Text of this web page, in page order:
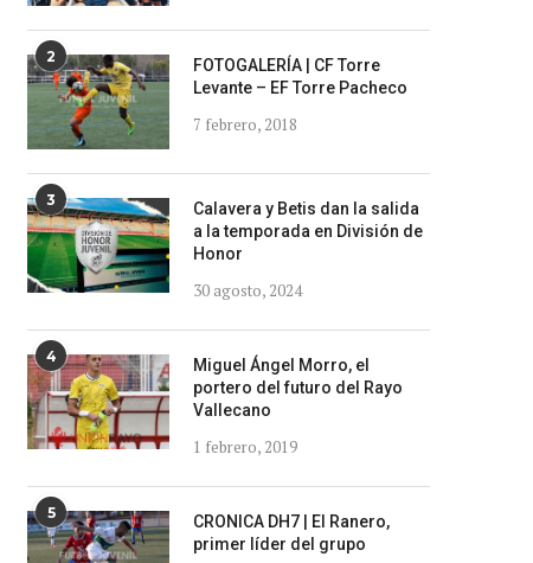
2
FOTOGALERÍA | CF Torre
Levante – EF Torre Pacheco
7 febrero, 2018
3
Calavera y Betis dan la salida
a la temporada en División de
Honor
30 agosto, 2024
4
Miguel Ángel Morro, el
portero del futuro del Rayo
Vallecano
1 febrero, 2019
5
CRONICA DH7 | El Ranero,
primer líder del grupo